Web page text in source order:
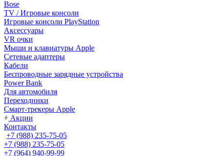
Bose
TV / Игровые консоли
Игровые консоли PlayStation
Аксессуары
VR очки
Мыши и клавиатуры Apple
Сетевые адаптеры
Кабели
Беспроводные зарядные устройства
Power Bank
Для автомобиля
Переходники
Смарт-трекеры Apple
Акции
Контакты
+7 (988) 235-75-05
+7 (988) 235-75-05
+7 (964) 940-99-99